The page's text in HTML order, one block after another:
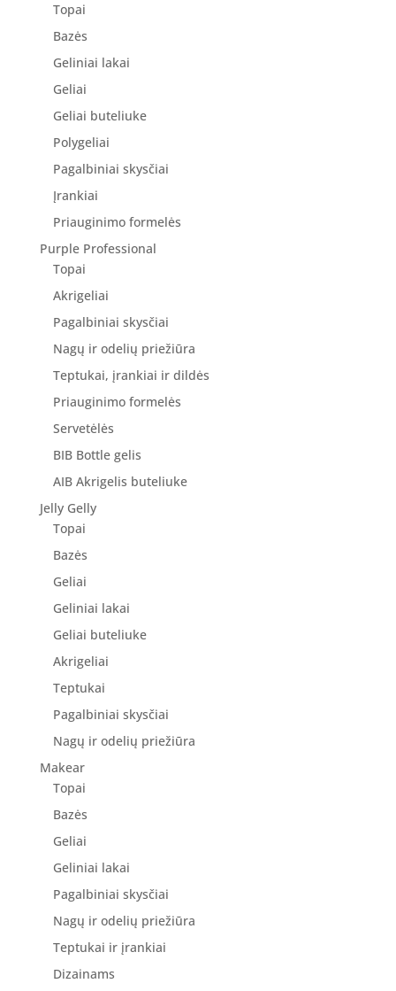
Topai
Bazės
Geliniai lakai
Geliai
Geliai buteliuke
Polygeliai
Pagalbiniai skysčiai
Įrankiai
Priauginimo formelės
Purple Professional
Topai
Akrigeliai
Pagalbiniai skysčiai
Nagų ir odelių priežiūra
Teptukai, įrankiai ir dildės
Priauginimo formelės
Servetėlės
BIB Bottle gelis
AIB Akrigelis buteliuke
Jelly Gelly
Topai
Bazės
Geliai
Geliniai lakai
Geliai buteliuke
Akrigeliai
Teptukai
Pagalbiniai skysčiai
Nagų ir odelių priežiūra
Makear
Topai
Bazės
Geliai
Geliniai lakai
Pagalbiniai skysčiai
Nagų ir odelių priežiūra
Teptukai ir įrankiai
Dizainams